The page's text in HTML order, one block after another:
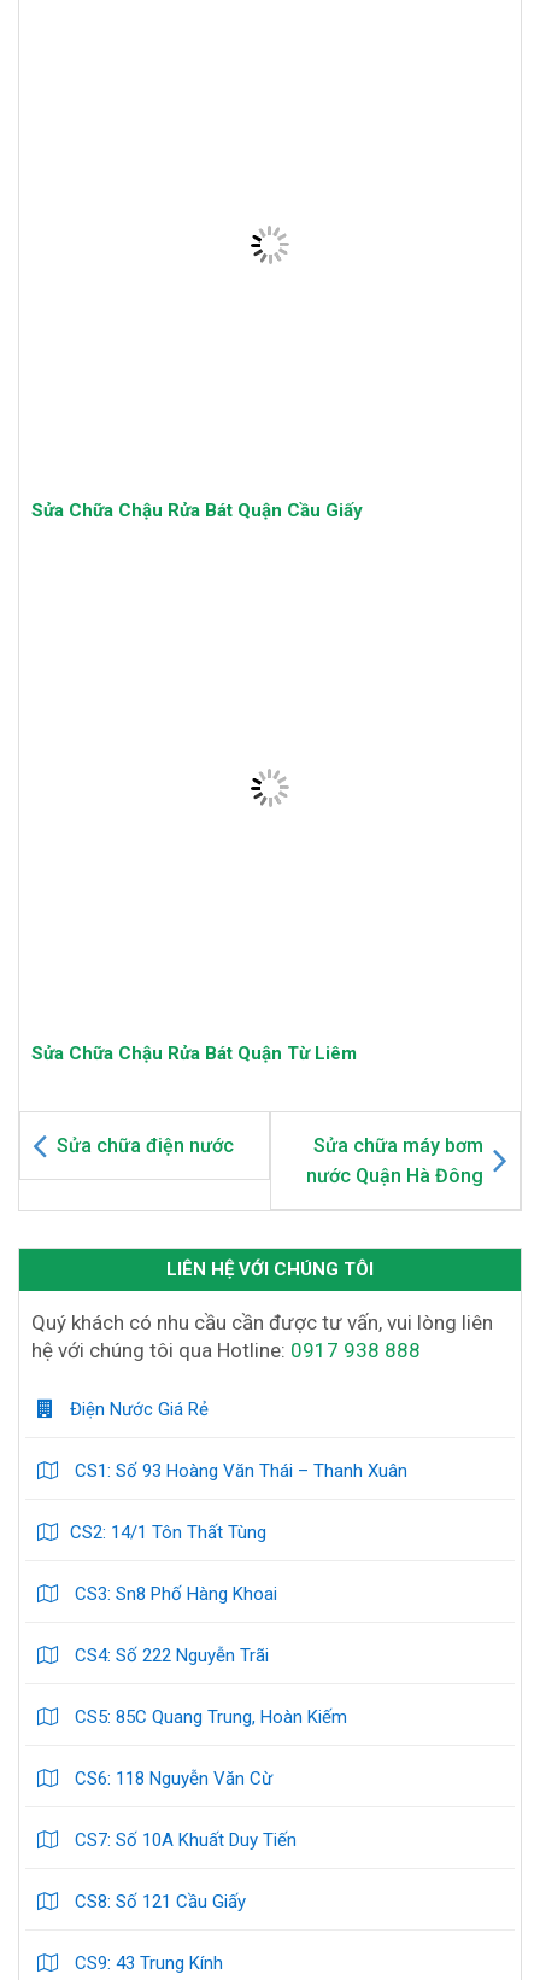
Sửa Chữa Chậu Rửa Bát Quận Cầu Giấy
Sửa Chữa Chậu Rửa Bát Quận Từ Liêm
Sửa chữa điện nước
Sửa chữa máy bơm
nước Quận Hà Đông
LIÊN HỆ VỚI CHÚNG TÔI
Quý khách có nhu cầu cần được tư vấn, vui lòng liên
hệ với chúng tôi qua Hotline: 0917 938 888
Điện Nước Giá Rẻ
CS1: Số 93 Hoàng Văn Thái – Thanh Xuân
CS2: 14/1 Tôn Thất Tùng
CS3: Sn8 Phố Hàng Khoai
CS4: Số 222 Nguyễn Trãi
CS5: 85C Quang Trung, Hoàn Kiếm
CS6: 118 Nguyễn Văn Cừ
CS7: Số 10A Khuất Duy Tiến
CS8: Số 121 Cầu Giấy
CS9: 43 Trung Kính